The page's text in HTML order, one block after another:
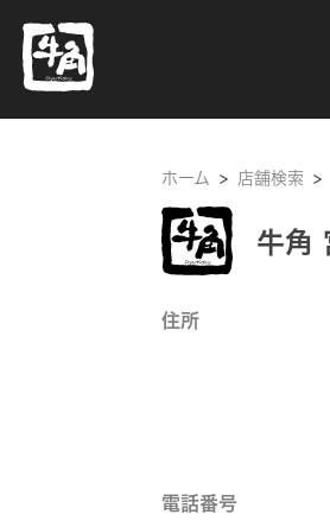
ホーム > 店舗検索 >
牛角
住所
電話番号